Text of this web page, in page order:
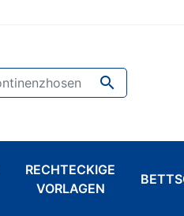

RECHTECKIGE
VORLAGEN